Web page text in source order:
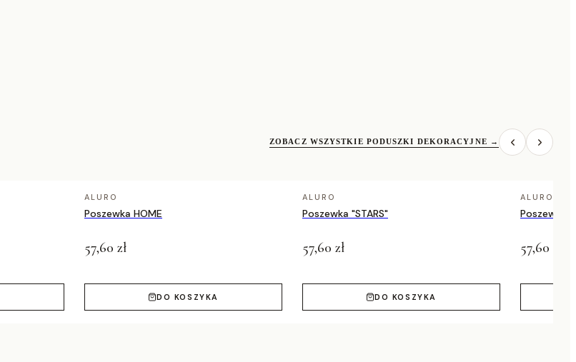
ZOBACZ WSZYSTKIE PODUSZKI DEKORACYJNE →
ALURO
Poszewka HOME
57,60 zł
DO KOSZYKA
ALURO
Poszewka "STARS"
57,60 zł
DO KOSZYKA
ALURO
Poszewka
57,60 zł